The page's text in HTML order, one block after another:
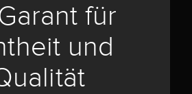
für
und